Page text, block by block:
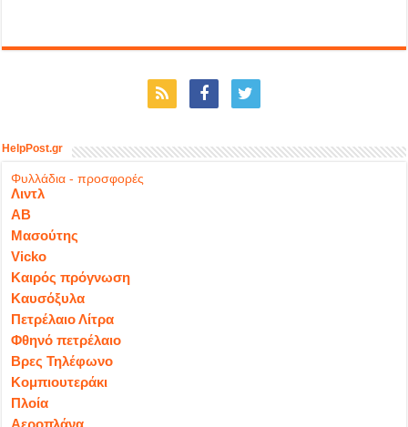
HelpPost.gr
Φυλλάδια - προσφορές
Λιντλ
ΑΒ
Μασούτης
Vicko
Καιρός πρόγνωση
Καυσόξυλα
Πετρέλαιο Λίτρα
Φθηνό πετρέλαιο
Βρες Τηλέφωνο
Κομπιουτεράκι
Πλοία
Αεροπλάνα